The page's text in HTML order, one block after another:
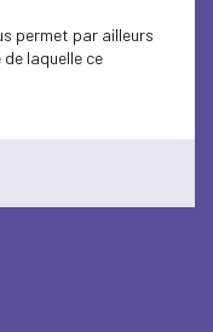
permet par ailleurs
laquelle ce